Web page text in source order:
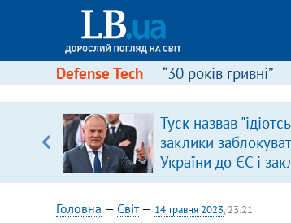
Defense Tech “30 років гривні”
Туск назвав
заклики
України до ЄС і
припинити
риторику
Головна — Світ— 14 травня 2023, 23:21